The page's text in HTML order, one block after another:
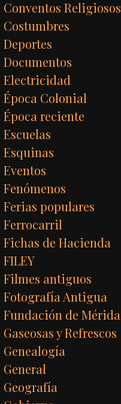
Conventos Religiosos
Costumbres
Deportes
Documentos
Electricidad
Época Colonial
Época reciente
Escuelas
Esquinas
Eventos
Fenómenos
Ferias populares
Ferrocarril
Fichas de Hacienda
FILEY
Filmes antiguos
Fotografía Antigua
Fundación de Mérida
Gaseosas y Refrescos
Genealogía
General
Geografía